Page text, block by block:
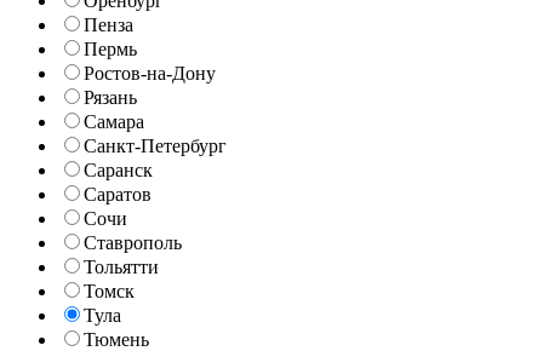
Пенза
Пермь
Ростов-на-Дону
Рязань
Самара
Санкт-Петербург
Саранск
Саратов
Сочи
Ставрополь
Тольятти
Томск
Тула
Тюмень